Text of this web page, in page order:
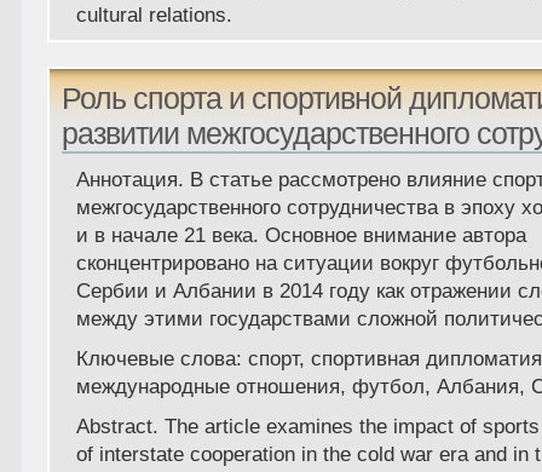
cultural relations.
Роль спорта и спортивной
развитии межгосударственного
Аннотация. В статье рассмотрено влияние
межгосударственного сотрудничества в эпоху
и в начале 21 века. Основное внимание автора
сконцентрировано на ситуации вокруг
Сербии и Албании в 2014 году как отражении
между этими государствами сложной
Ключевые слова: спорт, спортивная
международные отношения, футбол, Албания,
Abstract. The article examines the impact of
of interstate cooperation in the cold war era and in